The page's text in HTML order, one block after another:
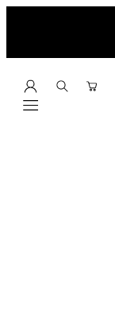
Mobile navigation